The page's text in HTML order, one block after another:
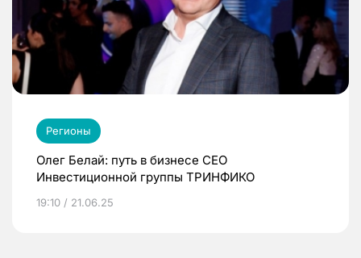
Регионы
Олег Белай: путь в бизнесе CEO
Инвестиционной группы ТРИНФИКО
19:10 / 21.06.25